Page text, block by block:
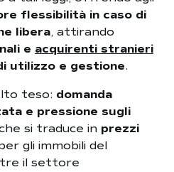
flessibilità in caso di
libera, attirando
e acquirenti stranieri
utilizzo e gestione.
teso: domanda
e pressione sugli
si traduce in prezzi
gli immobili del
il settore